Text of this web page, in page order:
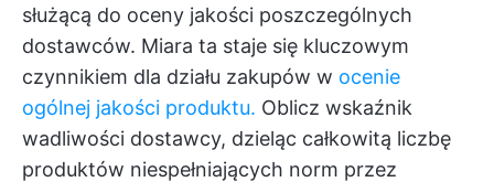
służącą do oceny jakości poszczególnych
dostawców. Miara ta staje się kluczowym
czynnikiem dla działu zakupów w ocenie
ogólnej jakości produktu. Oblicz wskaźnik
wadliwości dostawcy, dzieląc całkowitą liczbę
produktów niespełniających norm przez